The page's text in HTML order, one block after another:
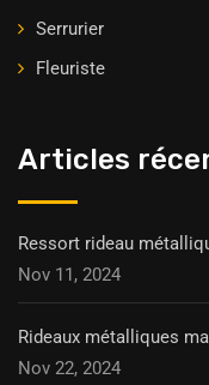
Serrurier
Fleuriste
Articles
Ressort rideau
Nov 11, 2024
Rideaux métalliques
Nov 22, 2024